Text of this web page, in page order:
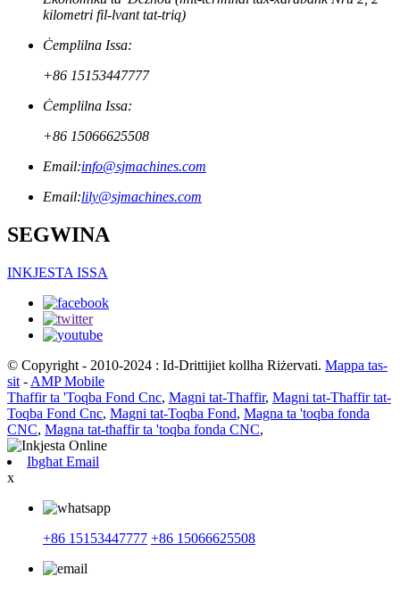
kilometri fil-lvant tat-triq)
Ċemplilna Issa:
+86 15153447777
Ċemplilna Issa:
+86 15066625508
Email:info@sjmachines.com
Email:lily@sjmachines.com
SEGWINA
INKJESTA ISSA
© Copyright - 2010-2024 : Id-Drittijiet kollha Riżervati. Mappa tas-
sit - AMP Mobile
Tħaffir ta 'Toqba Fond Cnc, Magni tat-Tħaffir, Magni tat-Tħaffir tat-
Toqba Fond Cnc, Magni tat-Toqba Fond, Magna ta 'toqba fonda
CNC, Magna tat-tħaffir ta 'toqba fonda CNC,
Ibgħat Email
x
+86 15153447777 +86 15066625508